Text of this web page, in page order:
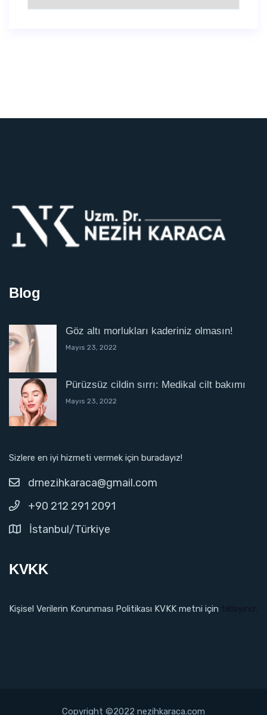
Blog
Göz altı morlukları kaderiniz olmasın!
Mayıs 23, 2022
Pürüzsüz cildin sırrı: Medikal cilt bakımı
Mayıs 23, 2022
Sizlere en iyi hizmeti vermek için buradayız!
drnezihkaraca@gmail.com
+90 212 291 2091
İstanbul/Türkiye
KVKK
Kişisel Verilerin Korunması Politikası KVKK metni için
Copyright ©2022 nezihkaraca.com